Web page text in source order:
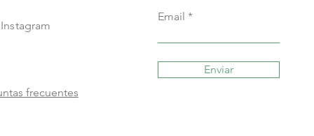
Instagram
frecuentes
Email
Enviar